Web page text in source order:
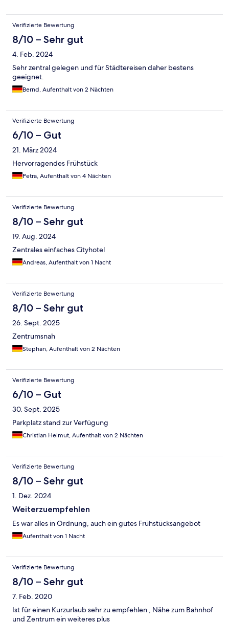
Verifizierte Bewertung
8/10 – Sehr gut
4. Feb. 2024
Sehr zentral gelegen und für Städtereisen daher bestens
geeignet.
Bernd, Aufenthalt von 2 Nächten
Verifizierte Bewertung
6/10 – Gut
21. März 2024
Hervorragendes Frühstück
Petra, Aufenthalt von 4 Nächten
Verifizierte Bewertung
8/10 – Sehr gut
19. Aug. 2024
Zentrales einfaches Cityhotel
Andreas, Aufenthalt von 1 Nacht
Verifizierte Bewertung
8/10 – Sehr gut
26. Sept. 2025
Zentrumsnah
Stephan, Aufenthalt von 2 Nächten
Verifizierte Bewertung
6/10 – Gut
30. Sept. 2025
Parkplatz stand zur Verfügung
Christian Helmut, Aufenthalt von 2 Nächten
Verifizierte Bewertung
8/10 – Sehr gut
1. Dez. 2024
Weiterzuempfehlen
Es war alles in Ordnung, auch ein gutes Frühstücksangebot
Aufenthalt von 1 Nacht
Verifizierte Bewertung
8/10 – Sehr gut
7. Feb. 2020
Ist für einen Kurzurlaub sehr zu empfehlen , Nähe zum Bahnhof
und Zentrum ein weiteres plus